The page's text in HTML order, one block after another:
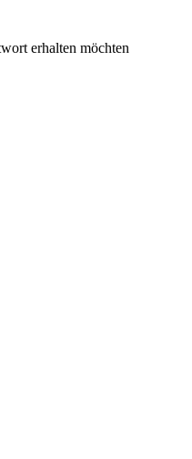
erhalten möchten